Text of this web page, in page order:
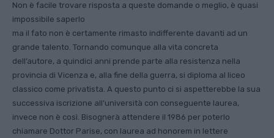
Non è facile trovare risposta a queste domande o meglio, è quasi
impossibile saperlo
ma il fato non è certamente rimasto indifferente davanti ad un
grande talento. Tornando comunque alla vita concreta
dell’autore, a quindici anni prende parte alla resistenza nella
provincia di Vicenza e, alla fine della guerra, si diploma al liceo
classico come privatista. A questo punto ci si aspetterebbe la sua
successiva iscrizione all’università con conseguente laurea,
invece non è così. Bisognerà attendere il 1986 per poterlo
chiamare Dottor Parise, con laurea ad honorem in lettere